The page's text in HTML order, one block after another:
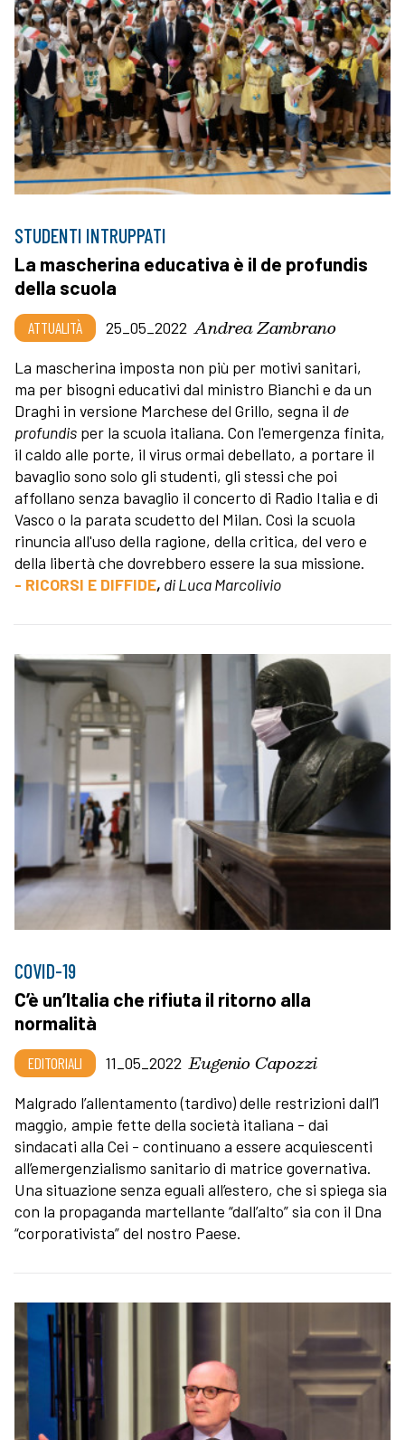
STUDENTI INTRUPPATI
La mascherina educativa è il de profundis
della scuola
ATTUALITÀ 25_05_2022 Andrea Zambrano
La mascherina imposta non più per motivi sanitari,
ma per bisogni educativi dal ministro Bianchi e da un
Draghi in versione Marchese del Grillo, segna il de
profundis per la scuola italiana. Con l'emergenza finita,
il caldo alle porte, il virus ormai debellato, a portare il
bavaglio sono solo gli studenti, gli stessi che poi
affollano senza bavaglio il concerto di Radio Italia e di
Vasco o la parata scudetto del Milan. Così la scuola
rinuncia all'uso della ragione, della critica, del vero e
della libertà che dovrebbero essere la sua missione.
- RICORSI E DIFFIDE, di Luca Marcolivio
COVID-19
C’è un’Italia che rifiuta il ritorno alla
normalità
EDITORIALI 11_05_2022 Eugenio Capozzi
Malgrado l’allentamento (tardivo) delle restrizioni dall’1
maggio, ampie fette della società italiana - dai
sindacati alla Cei - continuano a essere acquiescenti
all’emergenzialismo sanitario di matrice governativa.
Una situazione senza eguali all’estero, che si spiega sia
con la propaganda martellante “dall’alto” sia con il Dna
“corporativista” del nostro Paese.